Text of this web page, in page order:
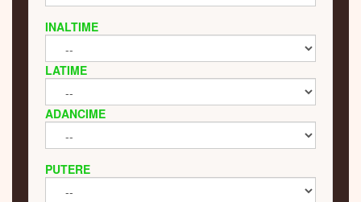
INALTIME
LATIME
ADANCIME
PUTERE